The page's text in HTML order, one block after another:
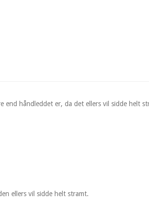
håndleddet er, da det ellers vil sidde helt
ellers vil sidde helt stramt.